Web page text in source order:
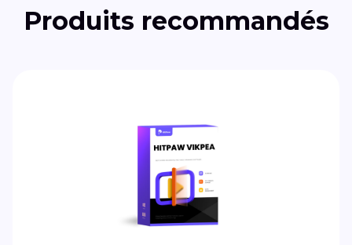
Produits recommandés